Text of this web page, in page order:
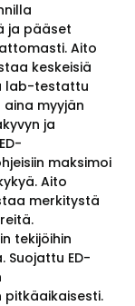
ja pääset
Aito
keskeisiä
lab-testattu
myyjän
ja
maksimoi
Aito
merkitystä
tekijöihin
Suojattu ED-